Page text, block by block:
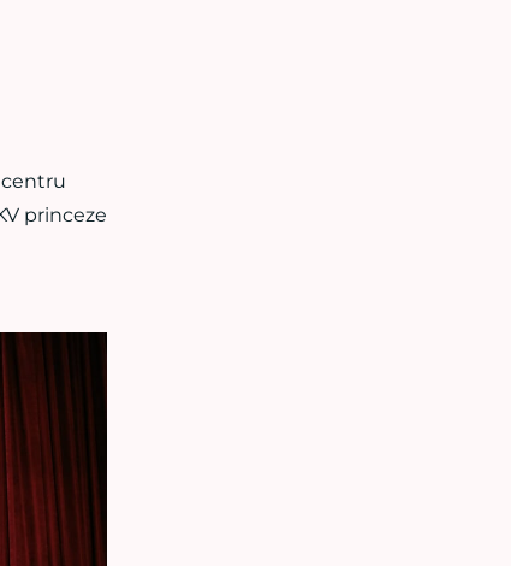
princeze